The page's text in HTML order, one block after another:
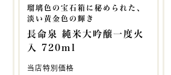
瑠璃色の宝石箱に秘められた、
淡い黄金色の輝き
長命泉 純米大吟醸一度火
入 720ml
当店特別価格